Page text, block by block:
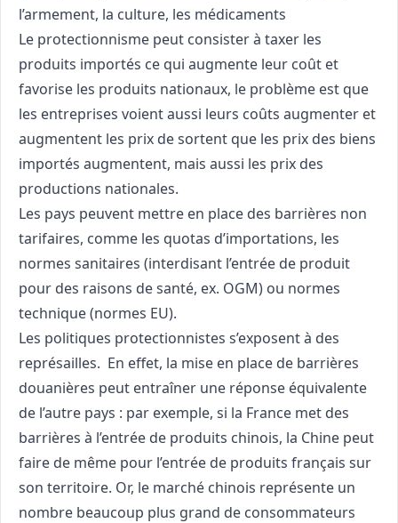
l’armement, la culture, les médicaments
Le protectionnisme peut consister à taxer les
produits importés ce qui augmente leur coût et
favorise les produits nationaux, le problème est que
les entreprises voient aussi leurs coûts augmenter et
augmentent les prix de sortent que les prix des biens
importés augmentent, mais aussi les prix des
productions nationales.
Les pays peuvent mettre en place des barrières non
tarifaires, comme les quotas d’importations, les
normes sanitaires (interdisant l’entrée de produit
pour des raisons de santé, ex. OGM) ou normes
technique (normes EU).
Les politiques protectionnistes s’exposent à des
représailles. En effet, la mise en place de barrières
douanières peut entraîner une réponse équivalente
de l’autre pays : par exemple, si la France met des
barrières à l’entrée de produits chinois, la Chine peut
faire de même pour l’entrée de produits français sur
son territoire. Or, le marché chinois représente un
nombre beaucoup plus grand de consommateurs